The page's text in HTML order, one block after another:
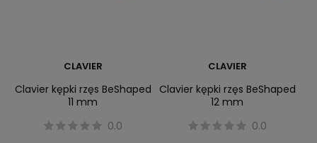
CLAVIER
Clavier kępki rzęs BeShaped
11 mm
0.0
CLAVIER
Clavier kępki rzęs BeShaped
12 mm
0.0